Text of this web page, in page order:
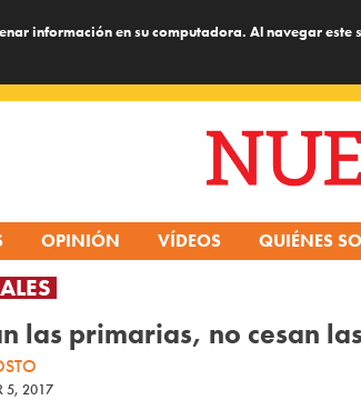
información en su computadora. Al navegar
OPINIÓN VÍDEOS QUIÉNES
las primarias, no cesan
5, 2017